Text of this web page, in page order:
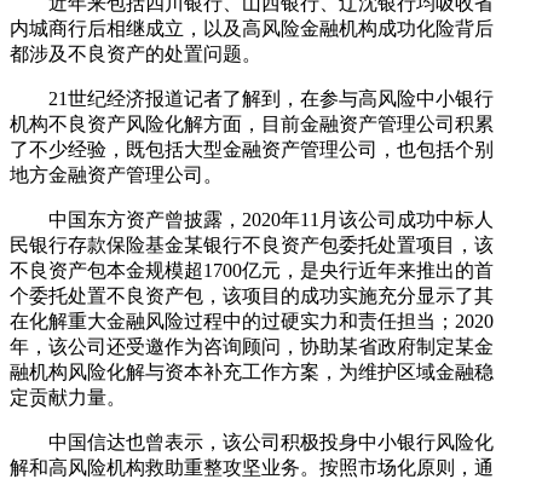
内城商行后相继成立，以及高风险金融机构成功化险背后
都涉及不良资产的处置问题。
21世纪经济报道记者了解到，在参与高风险中小银行
机构不良资产风险化解方面，目前金融资产管理公司积累
了不少经验，既包括大型金融资产管理公司，也包括个别
地方金融资产管理公司。
中国东方资产曾披露，2020年11月该公司成功中标人
民银行存款保险基金某银行不良资产包委托处置项目，该
不良资产包本金规模超1700亿元，是央行近年来推出的首
个委托处置不良资产包，该项目的成功实施充分显示了其
在化解重大金融风险过程中的过硬实力和责任担当；2020
年，该公司还受邀作为咨询顾问，协助某省政府制定某金
融机构风险化解与资本补充工作方案，为维护区域金融稳
定贡献力量。
中国信达也曾表示，该公司积极投身中小银行风险化
解和高风险机构救助重整攻坚业务。按照市场化原则，通